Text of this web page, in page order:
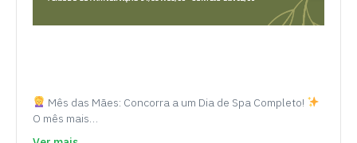
Mês das Mães: Concorra a um Dia de Spa Completo!
O mês mais…